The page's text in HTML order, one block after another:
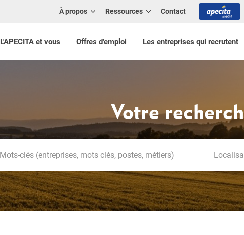
L'APECITA et vous Offres d'emploi Les entreprises qui recrutent
À propos Ressources Contact
Votre